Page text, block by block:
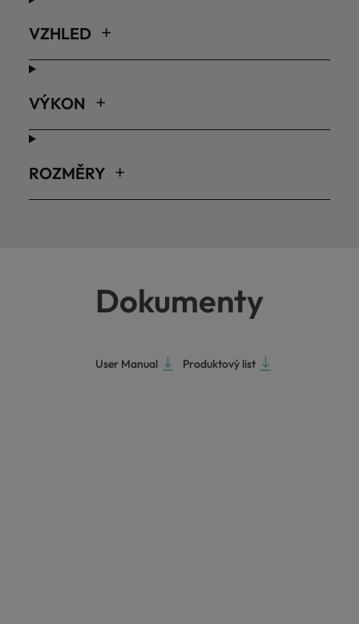
VZHLED
VÝKON
ROZMĚRY
Dokumenty
User Manual Produktový list